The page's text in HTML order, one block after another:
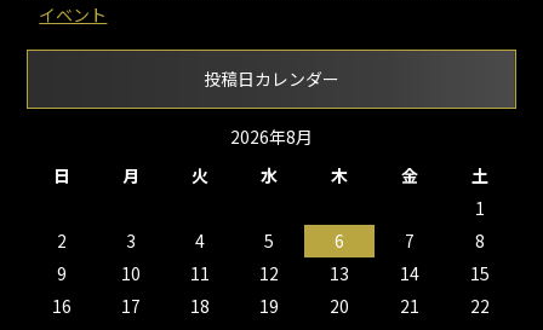
イベント
投稿日カレンダー
2026年8月
日
月 火 水 木 金
土
1
2
3 4 5 6 7
8
9
10 11 12 13 14
15
16
17 18 19 20 21
22